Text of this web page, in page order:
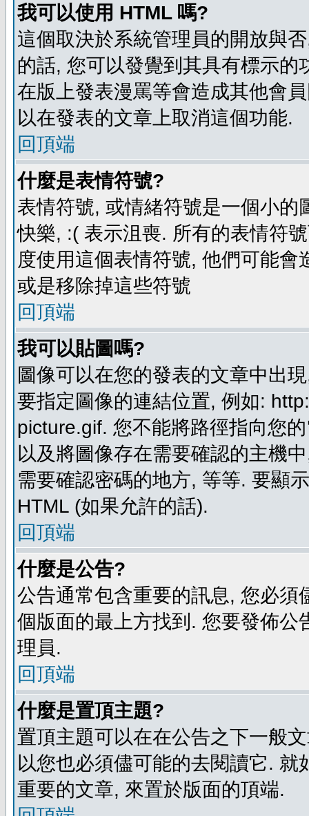
我可以使用 HTML 嗎?
這個取決於系統管理員的開放與
的話, 您可以發覺到其具有標示
在版上發表漫罵等會造成其他會
以在發表的文章上取消這個功能.
回頂端
什麼是表情符號?
表情符號, 或情緒符號是一個小
快樂, :( 表示沮喪. 所有的表情符
度使用這個表情符號, 他們可能
或是移除掉這些符號
回頂端
我可以貼圖嗎?
圖像可以在您的發表的文章中出
要指定圖像的連結位置, 例如:
picture.gif. 您不能將路徑指向您
以及將圖像存在需要確認的主機
需要確認密碼的地方, 等等. 要顯
HTML (如果允許的話).
回頂端
什麼是公告?
公告通常包含重要的訊息, 您必
個版面的最上方找到. 您要發佈
理員.
回頂端
什麼是置頂主題?
置頂主題可以在在公告之下一般
以您也必須儘可能的去閱讀它.
重要的文章, 來置於版面的頂端.